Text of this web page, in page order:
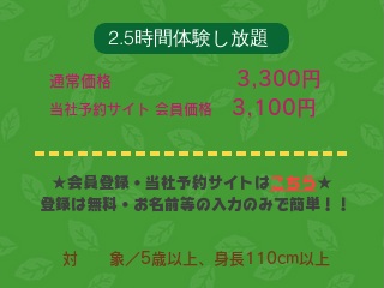
2.5時間体験し放題
通常価格 3,300円
当社予約サイト 会員価格 3,100円
★会員登録・当社予約サイトはこちら★
登録は無料・お名前等の入力のみで簡単！！
対 象／5歳以上、身長110cm以上